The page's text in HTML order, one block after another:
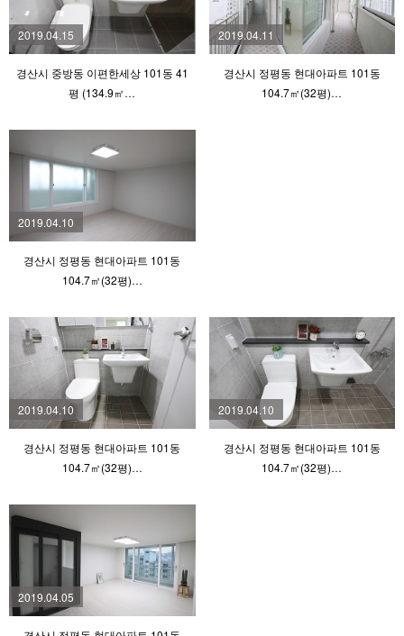
2019.04.15
경산시 중방동 이편한세상 101동 41
평 (134.9㎡…
2019.04.11
경산시 정평동 현대아파트 101동
104.7㎡(32평)…
2019.04.10
경산시 정평동 현대아파트 101동
104.7㎡(32평)…
2019.04.10
경산시 정평동 현대아파트 101동
104.7㎡(32평)…
2019.04.10
경산시 정평동 현대아파트 101동
104.7㎡(32평)…
2019.04.05